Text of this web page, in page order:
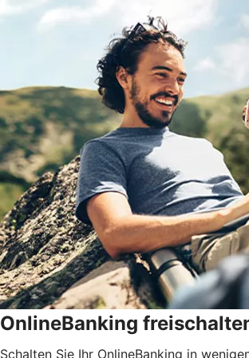
OnlineBanking
Schalten Sie Ihr OnlineBanking in